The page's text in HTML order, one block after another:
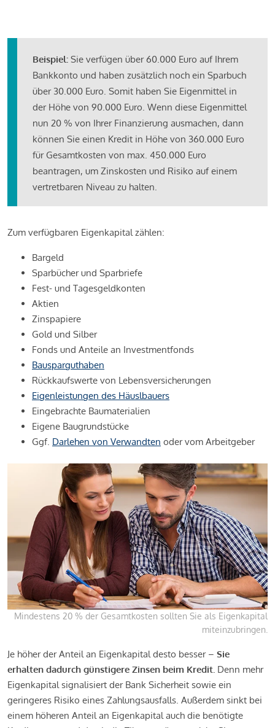
Beispiel: Sie verfügen über 60.000 Euro auf Ihrem
Bankkonto und haben zusätzlich noch ein Sparbuch
über 30.000 Euro. Somit haben Sie Eigenmittel in
der Höhe von 90.000 Euro. Wenn diese Eigenmittel
nun 20 % von Ihrer Finanzierung ausmachen, dann
können Sie einen Kredit in Höhe von 360.000 Euro
für Gesamtkosten von max. 450.000 Euro
beantragen, um Zinskosten und Risiko auf einem
vertretbaren Niveau zu halten.
Zum verfügbaren Eigenkapital zählen:
Bargeld
Sparbücher und Sparbriefe
Fest- und Tagesgeldkonten
Aktien
Zinspapiere
Gold und Silber
Fonds und Anteile an Investmentfonds
Bausparguthaben
Rückkaufswerte von Lebensversicherungen
Eigenleistungen des Häuslbauers
Eingebrachte Baumaterialien
Eigene Baugrundstücke
Ggf. Darlehen von Verwandten oder vom Arbeitgeber
Mindestens 20 % der Gesamtkosten sollten Sie als Eigenkapital
miteinzubringen.
Je höher der Anteil an Eigenkapital desto besser – Sie
erhalten dadurch günstigere Zinsen beim Kredit. Denn mehr
Eigenkapital signalisiert der Bank Sicherheit sowie ein
geringeres Risiko eines Zahlungsausfalls. Außerdem sinkt bei
einem höheren Anteil an Eigenkapital auch die benötigte